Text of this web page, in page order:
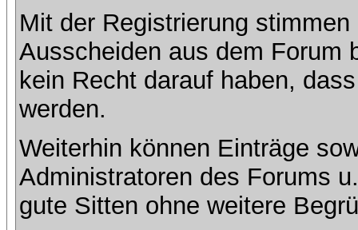
Mit der Registrierung
Ausscheiden aus dem Forum
kein Recht darauf haben,
werden.
Weiterhin können Einträge
Administratoren des Forums
gute Sitten ohne weitere